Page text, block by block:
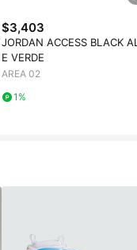
$3,403
JORDAN ACCESS BLACK
E VERDE
AREA 02
1%